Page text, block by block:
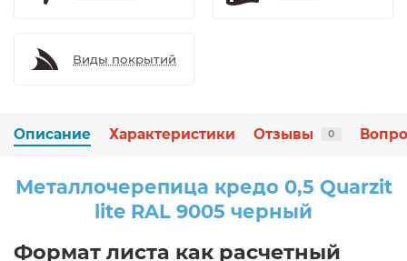
Виды покрытий
Описание Характеристики Отзывы 0
Металлочерепица кредо 0,5 Quarzit
lite RAL 9005 черный
Формат листа как расчетный